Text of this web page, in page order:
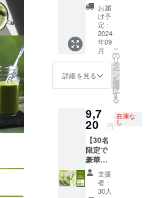
企業様
向けに
ご案内
予定で
す。 ・
同業他
社様へ
のご支
援はご
ただい
ており
ます。
ご理解
のほ
ど、よ
ろしく
お願い
いたし
を予定
してお
りま
す。※変
動の可
能性あ
美プロ
テイン
めとし
た堀口
園のイ
チオシ
商品を1
年間を
通して
定期的
にお届
社様へ
のご支
援はご
遠慮い
ただい
ており
ご理解
のほ
ろしく
お願い
いたし
ます。
して心
身をリ
ラック
スさせ
ると言
われて
「テア
ニン」
だ
TEKITE
KI
CHILL
OUTを
10％OF
Fのセッ
ト価格
で販売
ンは、
鹿児島
の恵ま
れた大
地で
育った
の抹茶
を使用
タンパ
クや美
容成分
を贅沢
に配合
してお
りま
す。そ
して脂
て保存
してく
ださい
※商品は
一度に
まとめ
てお届
けしま
島・一
部地域
への発
送はで
きかね
ます。
ご了承
くださ
い。
・
TEKITE
KI FOR
ATHLE
TES
『ACTI
VE』：
5g×6個
限 ・全
ての商
品が製
造から
約1年間
（裏面
記載）
保存方
法 ・直
F！超早
割！】
茶乃美
プロテ
イン60
日分 通
常価格
12,960
円 ↓ 超
早割価
9,720円
内容量
・茶乃
美プロ
テイ
ン：
810g×2
袋（60
日分）
お届
け予
定：
2024
年09
月
詳細を見る
こ
の
リ
タ
ー
ン
を
選
択
す
る
9,7
20 円
在庫な
し
【30名
限定で
豪華商
品提
供！
25％OF
支援
者：
30人